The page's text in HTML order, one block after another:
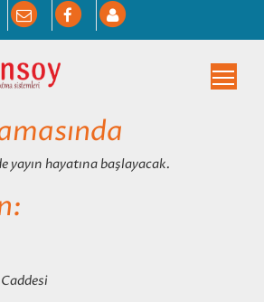
yayın hayatına başlayacak.